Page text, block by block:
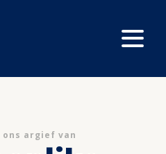
ons argief van